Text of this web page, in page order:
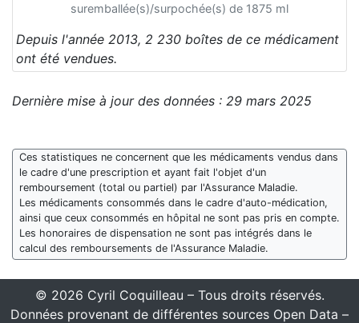
suremballée(s)/surpochée(s) de 1875 ml
Depuis l'année 2013, 2 230 boîtes de ce médicament
ont été vendues.
Dernière mise à jour des données : 29 mars 2025
Ces statistiques ne concernent que les médicaments vendus dans
le cadre d'une prescription et ayant fait l'objet d'un
remboursement (total ou partiel) par l'Assurance Maladie.
Les médicaments consommés dans le cadre d'auto-médication,
ainsi que ceux consommés en hôpital ne sont pas pris en compte.
Les honoraires de dispensation ne sont pas intégrés dans le
calcul des remboursements de l'Assurance Maladie.
© 2026 Cyril Coquilleau – Tous droits réservés.
Données provenant de différentes sources Open Data –